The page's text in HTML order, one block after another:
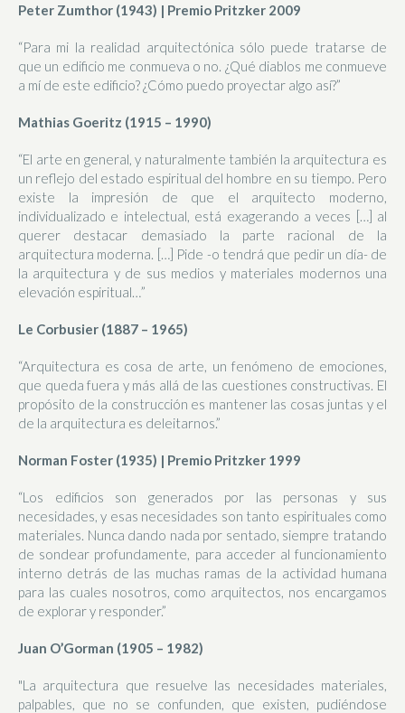
Peter Zumthor (1943) | Premio Pritzker 2009
“Para mi la realidad arquitectónica sólo puede tratarse de
que un edificio me conmueva o no. ¿Qué diablos me conmueve
a mí de este edificio? ¿Cómo puedo proyectar algo así?”
Mathias Goeritz (1915 – 1990)
“El arte en general, y naturalmente también la arquitectura es
un reflejo del estado espiritual del hombre en su tiempo. Pero
existe la impresión de que el arquitecto moderno,
individualizado e intelectual, está exagerando a veces […] al
querer destacar demasiado la parte racional de la
arquitectura moderna. […] Pide -o tendrá que pedir un día- de
la arquitectura y de sus medios y materiales modernos una
elevación espiritual…”
Le Corbusier (1887 – 1965)
“Arquitectura es cosa de arte, un fenómeno de emociones,
que queda fuera y más allá de las cuestiones constructivas. El
propósito de la construcción es mantener las cosas juntas y el
de la arquitectura es deleitarnos.”
Norman Foster (1935) | Premio Pritzker 1999
“Los edificios son generados por las personas y sus
necesidades, y esas necesidades son tanto espirituales como
materiales. Nunca dando nada por sentado, siempre tratando
de sondear profundamente, para acceder al funcionamiento
interno detrás de las muchas ramas de la actividad humana
para las cuales nosotros, como arquitectos, nos encargamos
de explorar y responder.”
Juan O’Gorman (1905 – 1982)
"La arquitectura que resuelve las necesidades materiales,
palpables, que no se confunden, que existen, pudiéndose